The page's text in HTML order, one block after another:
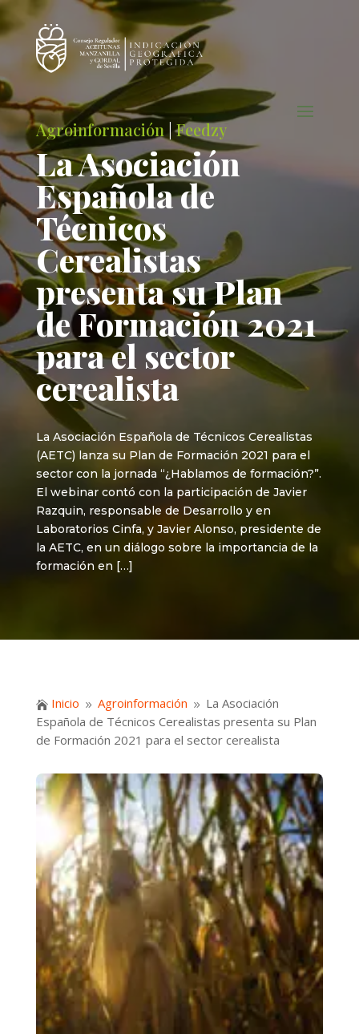
Agroinformación |Feedzy
La Asociación
Española de
Técnicos
Cerealistas
presenta su Plan
de Formación 2021
para el sector
cerealista
La Asociación Española de Técnicos Cerealistas
(AETC) lanza su Plan de Formación 2021 para el
sector con la jornada “¿Hablamos de formación?”.
El webinar contó con la participación de Javier
Razquin, responsable de Desarrollo y en
Laboratorios Cinfa, y Javier Alonso, presidente de
la AETC, en un diálogo sobre la importancia de la
formación en […]
 Inicio 9 Agroinformación 9 La Asociación
Española de Técnicos Cerealistas presenta su Plan
de Formación 2021 para el sector cerealista